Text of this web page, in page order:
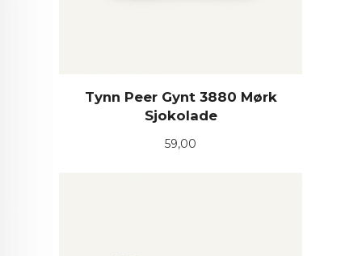
Tynn Peer Gynt 3880 Mørk
Sjokolade
Pris
59,00